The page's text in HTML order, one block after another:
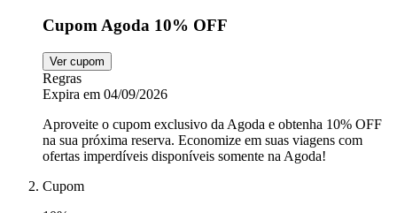
Insider
LG
Electrolux
Lojas de
departamento
Cupom Agoda 10% OFF
Ver cupom
Regras
Expira em 04/09/2026
Aproveite o cupom exclusivo da Agoda e obtenha 10% OFF
na sua próxima reserva. Economize em suas viagens com
ofertas imperdíveis disponíveis somente na Agoda!
Cupom